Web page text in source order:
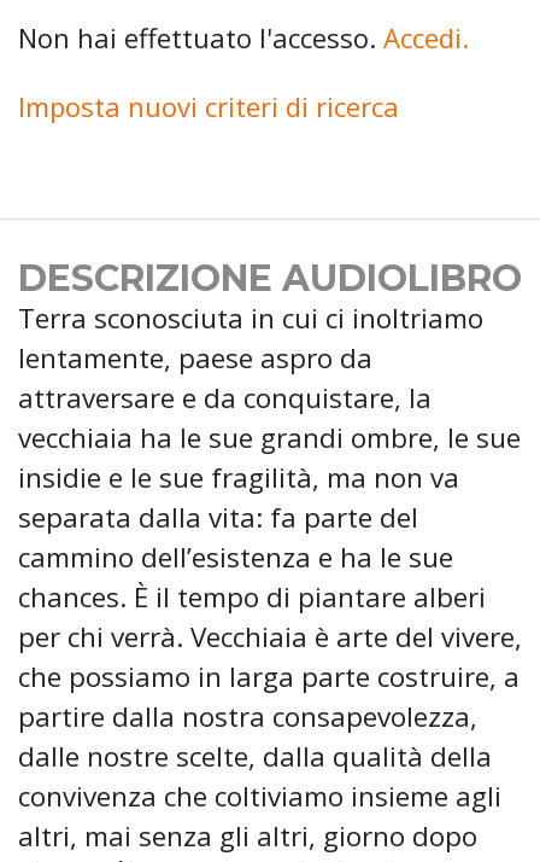
Non hai effettuato l'accesso. Accedi.
Imposta nuovi criteri di ricerca
DESCRIZIONE AUDIOLIBRO
Terra sconosciuta in cui ci inoltriamo
lentamente, paese aspro da
attraversare e da conquistare, la
vecchiaia ha le sue grandi ombre, le sue
insidie e le sue fragilità, ma non va
separata dalla vita: fa parte del
cammino dell’esistenza e ha le sue
chances. È il tempo di piantare alberi
per chi verrà. Vecchiaia è arte del vivere,
che possiamo in larga parte costruire, a
partire dalla nostra consapevolezza,
dalle nostre scelte, dalla qualità della
convivenza che coltiviamo insieme agli
altri, mai senza gli altri, giorno dopo